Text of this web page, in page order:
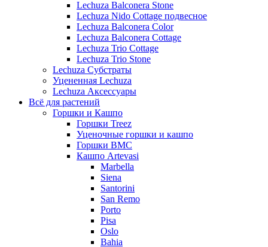
Lechuza Balconera Stone
Lechuza Nido Cottage подвесное
Lechuza Balconera Color
Lechuza Balconera Cottage
Lechuza Trio Cottage
Lechuza Trio Stone
Lechuza Субстраты
Уцененная Lechuza
Lechuza Аксессуары
Всё для растений
Горшки и Кашпо
Горшки Treez
Уценочные горшки и кашпо
Горшки BMC
Кашпо Artevasi
Marbella
Siena
Santorini
San Remo
Porto
Pisa
Oslo
Bahia